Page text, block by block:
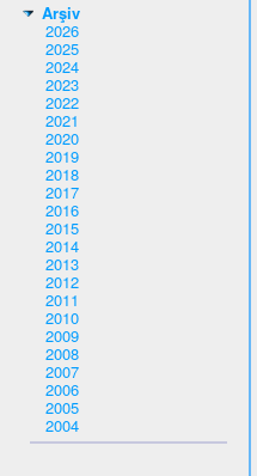
Arşiv
2026
2025
2024
2023
2022
2021
2020
2019
2018
2017
2016
2015
2014
2013
2012
2011
2010
2009
2008
2007
2006
2005
2004